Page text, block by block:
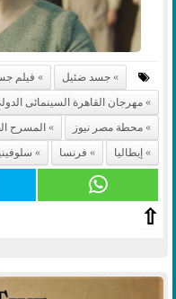
جسد ضئيل
فيلم
مهرجان القاهرة السينمائى
محطة مصر نيوز
المسرح
إيطاليا
فرنسا
⇧